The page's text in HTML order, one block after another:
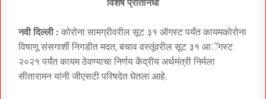
विशेष प्रतिनिधी
नवी दिल्ली : कोरोना सामग्रीवरील सूट ३१ ऑगस्ट पर्यंत कायमकोरोना
विषाणू संसगार्शी निगडीत मदत, बचाव वस्तूंवरील सूट ३१ आॅगस्ट
२०२१ पर्यंत कायम ठेवण्याचा निर्णय केंद्रीय अर्थमंत्री निर्मला
सीतारामन यांनी जीएसटी परिषदेत घेतला आहे.